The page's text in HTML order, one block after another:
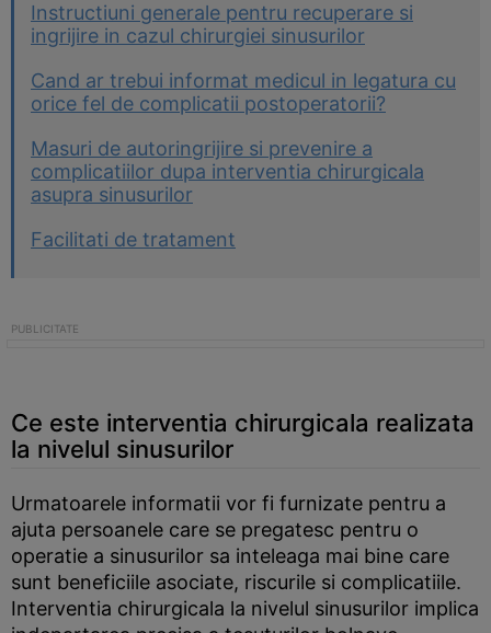
Instructiuni generale pentru recuperare si
ingrijire in cazul chirurgiei sinusurilor
Cand ar trebui informat medicul in legatura cu
orice fel de complicatii postoperatorii?
Masuri de autoringrijire si prevenire a
complicatiilor dupa interventia chirurgicala
asupra sinusurilor
Facilitati de tratament
Ce este interventia chirurgicala realizata
la nivelul sinusurilor
Urmatoarele informatii vor fi furnizate pentru a
ajuta persoanele care se pregatesc pentru o
operatie a sinusurilor sa inteleaga mai bine care
sunt beneficiile asociate, riscurile si complicatiile.
Interventia chirurgicala la nivelul sinusurilor implica